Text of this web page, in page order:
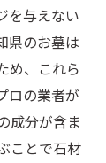
を与えない
県のお墓は
め、これら
ロの業者が
成分が含ま
ことで石材